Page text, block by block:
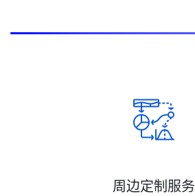
周边定制服务